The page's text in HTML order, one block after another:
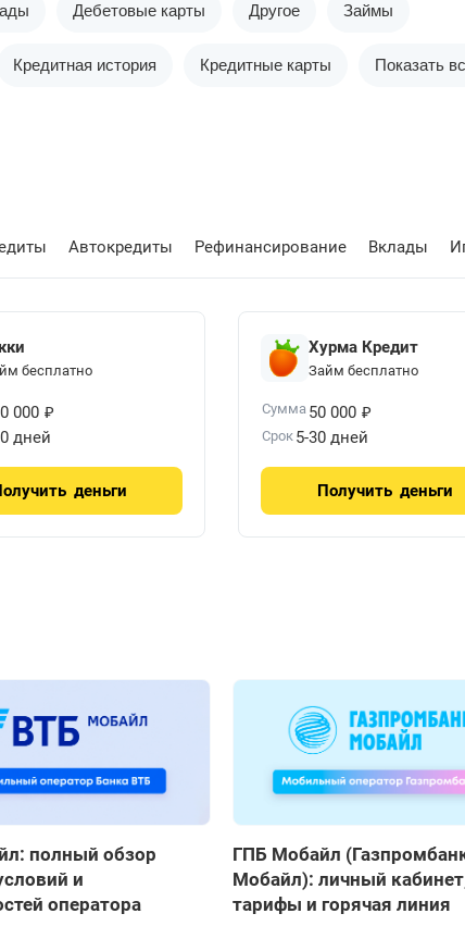
Дебетовые карты Другое Займы
Кредитная история Кредитные карты Показать
Автокредиты Рефинансирование Вклады
бесплатно
000 ₽
дней
деньги
Хурма Кредит
Займ бесплатно
Сумма 50 000 ₽
Срок 5-30 дней
Получить деньги
полный обзор
и
оператора
ГПБ Мобайл
Мобайл): личный
тарифы и горячая линия